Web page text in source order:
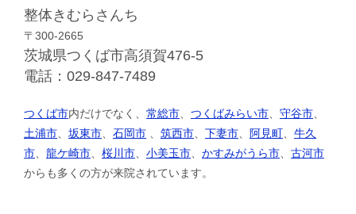
整体きむらさんち
〒300-2665
茨城県つくば市高須賀476-5
電話：029-847-7489
つくば市内だけでなく、 常総市 つくばみらい市 守谷市
土浦市
坂東市 石岡市 筑西市 下妻市 阿見町
牛久
市
龍ケ崎市 桜川市 小美玉市 かすみがうら市
古河市
からも多くの方が来院されています。